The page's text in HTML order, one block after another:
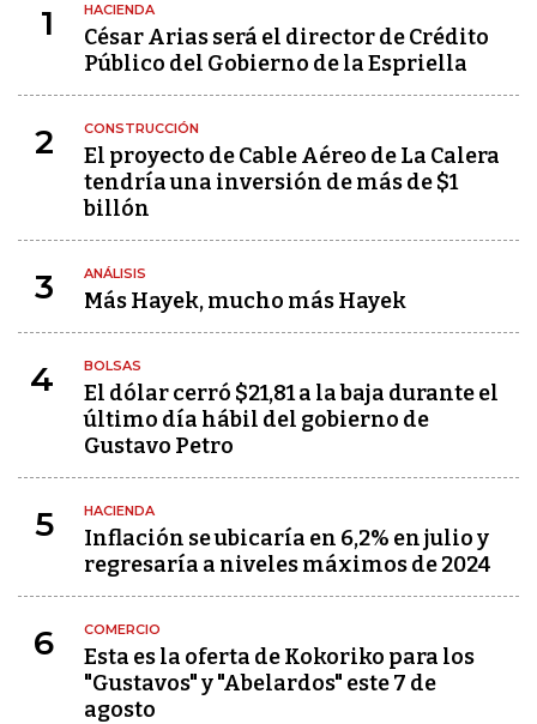
1 HACIENDA
César Arias será el director de Crédito
Público del Gobierno de la Espriella
2 CONSTRUCCIÓN
El proyecto de Cable Aéreo de La Calera
tendría una inversión de más de $1
billón
3 ANÁLISIS
Más Hayek, mucho más Hayek
4 BOLSAS
El dólar cerró $21,81 a la baja durante el
último día hábil del gobierno de
Gustavo Petro
5 HACIENDA
Inflación se ubicaría en 6,2% en julio y
regresaría a niveles máximos de 2024
6 COMERCIO
Esta es la oferta de Kokoriko para los
"Gustavos" y "Abelardos" este 7 de
agosto